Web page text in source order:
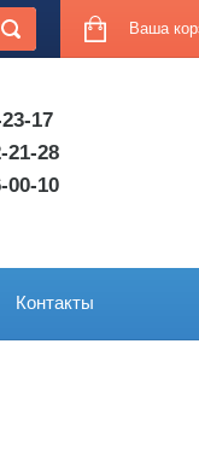
Ваша
17
21-28
00-10
Контакты